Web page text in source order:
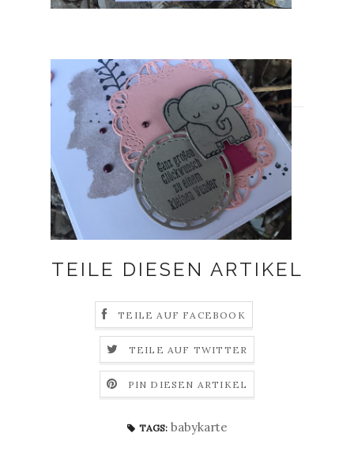
TEILE DIESEN ARTIKEL
TEILE AUF FACEBOOK
TEILE AUF TWITTER
PIN DIESEN ARTIKEL
TAGS: babykarte